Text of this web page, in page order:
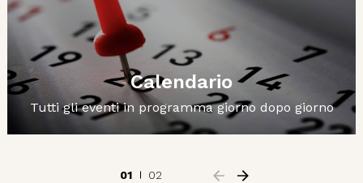
Calendario
Tutti gli eventi in programma giorno dopo giorno
01 02